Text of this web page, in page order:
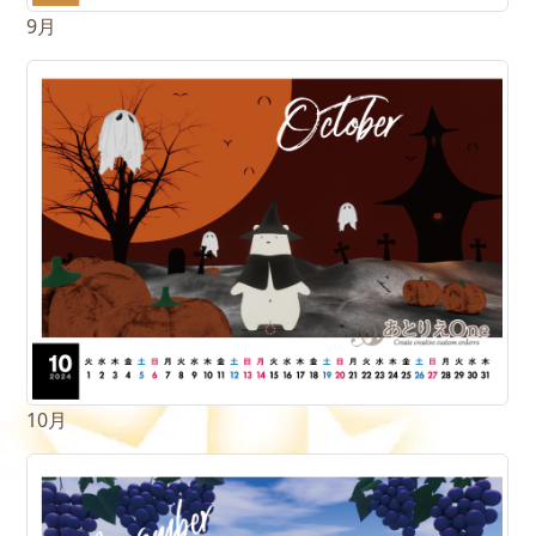
9月
10月